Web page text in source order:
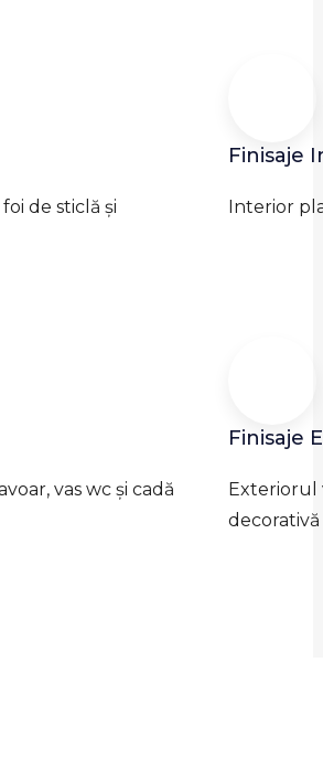
de sticlă și
Finisaje
Interior
vas wc și cadă
Finisaje
Exteriorul
decorativă